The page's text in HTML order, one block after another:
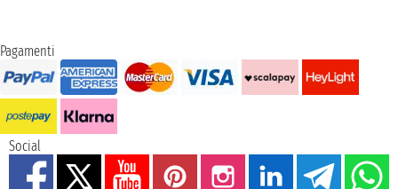
Pagamenti
Social